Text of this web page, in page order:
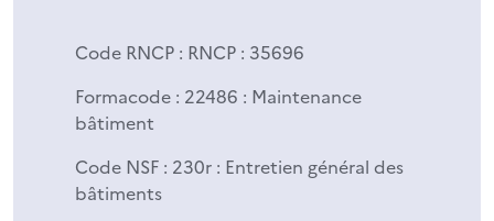
Code RNCP : RNCP : 35696
Formacode : 22486 : Maintenance
bâtiment
Code NSF : 230r : Entretien général des
bâtiments